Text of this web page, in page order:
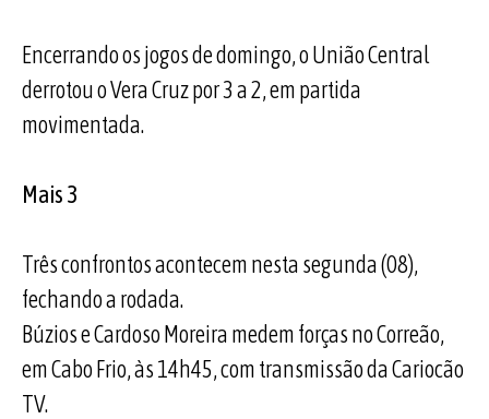
Encerrando os jogos de domingo, o União Central
derrotou o Vera Cruz por 3 a 2, em partida
movimentada.
Mais 3
Três confrontos acontecem nesta segunda (08),
fechando a rodada.
Búzios e Cardoso Moreira medem forças no Correão,
em Cabo Frio, às 14h45, com transmissão da Cariocão
TV.